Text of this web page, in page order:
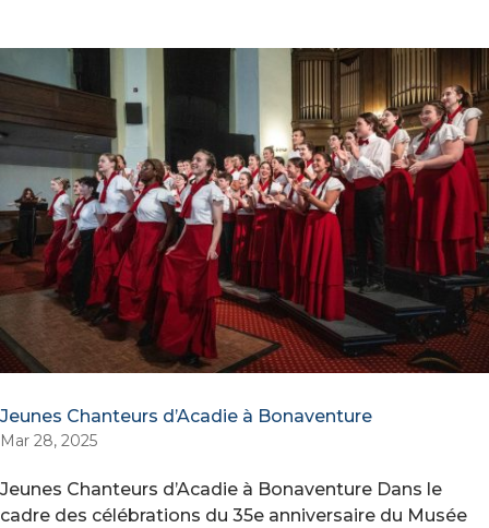
Jeunes Chanteurs d’Acadie à Bonaventure
Mar 28, 2025
Jeunes Chanteurs d’Acadie à Bonaventure Dans le
cadre des célébrations du 35e anniversaire du Musée